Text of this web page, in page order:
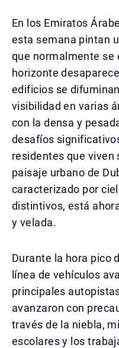
En los Emiratos
esta semana pintan
que normalmente se
horizonte
edificios se
visibilidad en varias
con la densa y
desafíos
residentes que viven
paisaje urbano de
caracterizado por
distintivos, está
y velada.
Durante la hora pico
línea de vehículos
principales
avanzaron con
través de la niebla,
escolares y los